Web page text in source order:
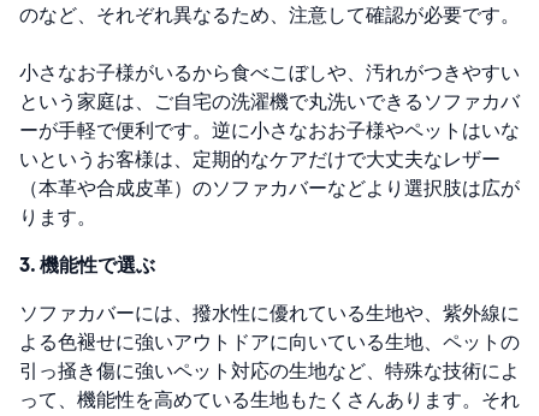
のなど、それぞれ異なるため、注意して確認が必要です。
小さなお子様がいるから食べこぼしや、汚れがつきやすい
という家庭は、ご自宅の洗濯機で丸洗いできるソファカバ
ーが手軽で便利です。逆に小さなおお子様やペットはいな
いというお客様は、定期的なケアだけで大丈夫なレザー
（本革や合成皮革）のソファカバーなどより選択肢は広が
ります。
3. 機能性で選ぶ
ソファカバーには、撥水性に優れている生地や、紫外線に
よる色褪せに強いアウトドアに向いている生地、ペットの
引っ掻き傷に強いペット対応の生地など、特殊な技術によ
って、機能性を高めている生地もたくさんあります。それ